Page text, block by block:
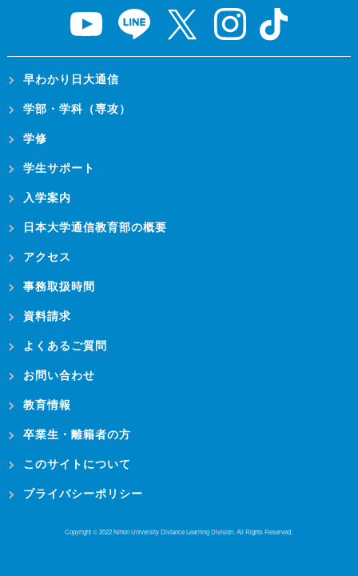
早わかり日大通信
学部・学科（専攻）
学修
学生サポート
入学案内
日本大学通信教育部の概要
アクセス
事務取扱時間
資料請求
よくあるご質問
お問い合わせ
教育情報
卒業生・離籍者の方
このサイトについて
プライバシーポリシー
Copyright © 2022 Nihon University Distance Learning Division. All Rights Reserved.